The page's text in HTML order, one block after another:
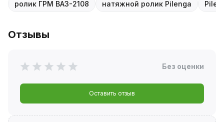
ролик ГРМ ВАЗ-2108 натяжной ролик Pilenga
Отзывы
Без оценки
Оставить отзыв